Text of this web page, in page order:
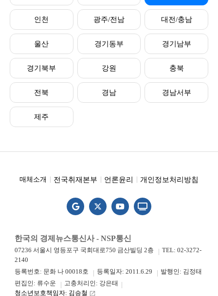
인천 광주/전남 대전/충남
울산 경기동부 경기남부
경기북부 강원 충북
전북 경남 경남서부
제주
매체소개 전국취재본부 언론윤리 개인정보처리방침
한국의 경제뉴스통신사 - NSP통신
07236 서울시 영등포구 국회대로750 금산빌딩 2층
TEL: 02-3272-
2140
등록번호: 문화 나 00018호
등록일자: 2011.6.29
발행인: 김정태
편집인: 류수운
고충처리인: 강은태
청소년보호책임자: 김승철 launch